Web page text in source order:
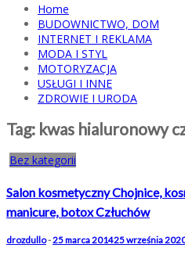
Home
BUDOWNICTWO, DOM
INTERNET I REKLAMA
MODA I STYL
MOTORYZACJA
USŁUGI I INNE
ZDROWIE I URODA
Tag: kwas hialuronowy
Bez kategorii
Salon kosmetyczny Chojnice,
manicure, botox Człuchów
drozdullo-25 marca 201425 września